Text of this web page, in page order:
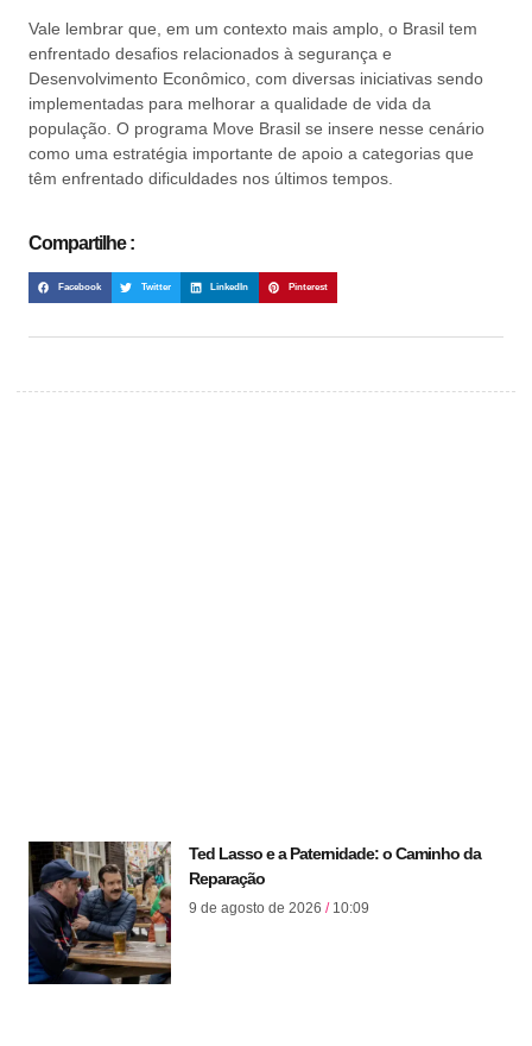
Vale lembrar que, em um contexto mais amplo, o Brasil tem
enfrentado desafios relacionados à segurança e
Desenvolvimento Econômico, com diversas iniciativas sendo
implementadas para melhorar a qualidade de vida da
população. O programa Move Brasil se insere nesse cenário
como uma estratégia importante de apoio a categorias que
têm enfrentado dificuldades nos últimos tempos.
Compartilhe :
Facebook Twitter LinkedIn Pinterest
Ted Lasso e a Paternidade: o Caminho da
Reparação
9 de agosto de 2026 10:09